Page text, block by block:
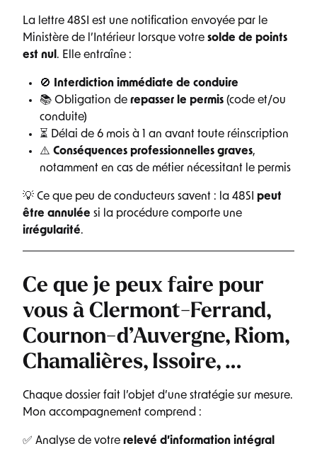
La lettre 48SI est une notification envoyée par le
Ministère de l’Intérieur lorsque votre solde de points
est nul . Elle entraîne :
🚫
Interdiction immédiate de conduire
📚 Obligation de repasser le permis (code et/ou
conduite)
⏳ Délai de 6 mois à 1 an avant toute réinscription
⚠️ Conséquences professionnelles graves,
notamment en cas de métier nécessitant le permis
💡 Ce que peu de conducteurs savent : la 48SI peut
être annulée si la procédure comporte une
irrégularité.
Ce que je peux faire pour
vous à Clermont-Ferrand,
Cournon-d’Auvergne, Riom,
Chamalières, Issoire, …
Chaque dossier fait l’objet d’une stratégie sur mesure.
Mon accompagnement comprend :
✅ Analyse de votre relevé d’information intégral